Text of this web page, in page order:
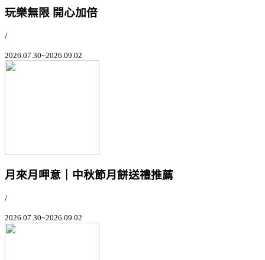
玩樂無限 開心加倍
/
2026.07.30~2026.09.02
月來月呷意｜中秋節月餅送禮推薦
/
2026.07.30~2026.09.02